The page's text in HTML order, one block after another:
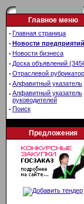
Главное меню
· Главная страница
· Новости предприятий
· Новости бизнеса
· Доска объявлений
· Отраслевой рубрикатор
· Алфавитный указатель
· Алфавитный указатель
руководителей
· Поиск
Предложения